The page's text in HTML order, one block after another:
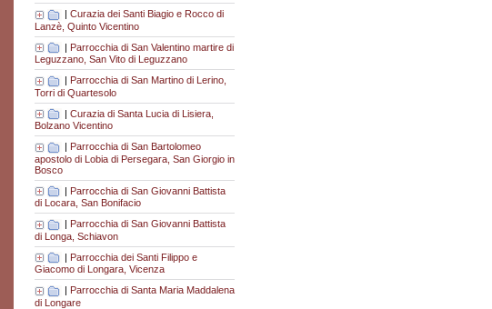
| Curazia dei Santi Biagio e Rocco di
Lanzè, Quinto Vicentino
| Parrocchia di San Valentino martire di
Leguzzano, San Vito di Leguzzano
| Parrocchia di San Martino di Lerino,
Torri di Quartesolo
| Curazia di Santa Lucia di Lisiera,
Bolzano Vicentino
Parrocchia di San Bartolomeo
apostolo di Lobia di Persegara, San Giorgio in
Bosco
| Parrocchia di San Giovanni Battista
di Locara, San Bonifacio
Parrocchia di San Giovanni Battista
di Longa, Schiavon
| Parrocchia dei Santi Filippo e
Giacomo di Longara, Vicenza
Parrocchia di Santa Maria Maddalena
di Longare